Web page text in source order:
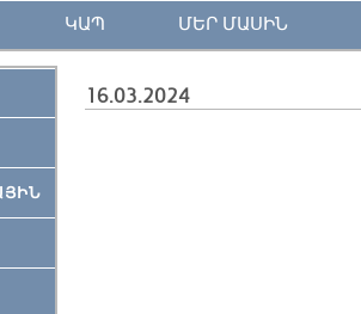
ԿԱՊ ՄԵՐ ՄԱՍԻՆ
16.03.2024